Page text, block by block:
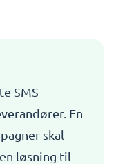
SMS-
En
skal
løsning til